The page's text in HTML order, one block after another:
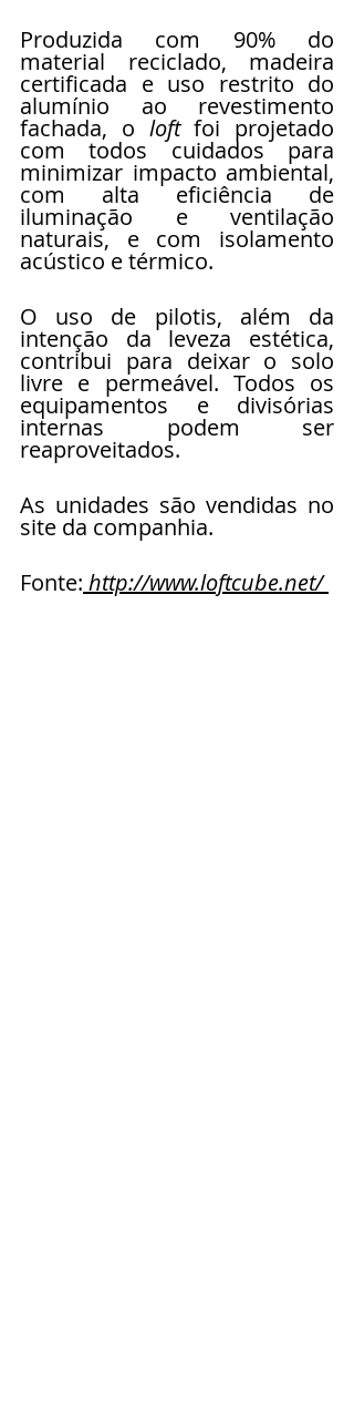
Produzida com 90% do
material reciclado, madeira
certificada e uso restrito do
alumínio ao revestimento
fachada, o loft foi projetado
com todos cuidados para
minimizar impacto ambiental,
com alta eficiência de
iluminação e ventilação
naturais, e com isolamento
acústico e térmico.
O uso de pilotis, além da
intenção da leveza estética,
contribui para deixar o solo
livre e permeável. Todos os
equipamentos e divisórias
internas podem ser
reaproveitados.
As unidades são vendidas no
site da companhia.
Fonte: http://www.loftcube.net/